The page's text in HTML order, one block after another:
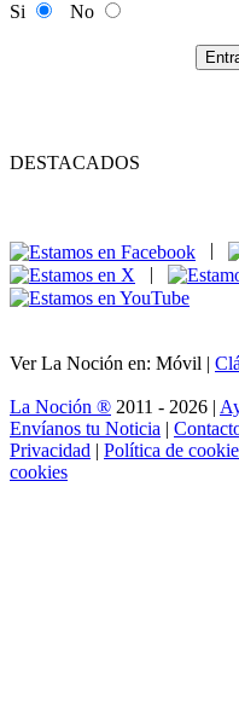
Si
No
DESTACADOS
|
Ver La Noción en: Móvil |
La Noción ® 2011 - 2026 |
Envíanos tu Noticia |
Privacidad | Política de
cookies